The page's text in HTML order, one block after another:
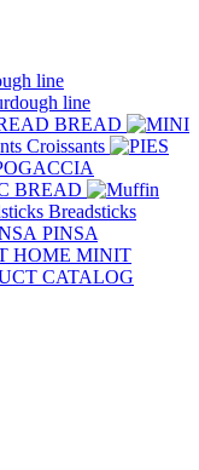
line
line
BREAD
Croissants
BREAD
Breadsticks
PINSA
MINIT
CATALOG